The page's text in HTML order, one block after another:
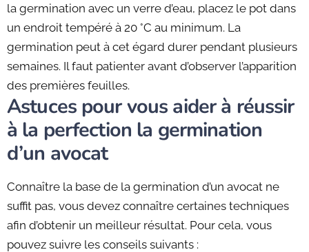
la germination avec un verre d’eau, placez le pot dans
un endroit tempéré à 20 °C au minimum. La
germination peut à cet égard durer pendant plusieurs
semaines. Il faut patienter avant d’observer l’apparition
des premières feuilles.
Astuces pour vous aider à réussir
à la perfection la germination
d’un avocat
Connaître la base de la germination d’un avocat ne
suffit pas, vous devez connaître certaines techniques
afin d’obtenir un meilleur résultat. Pour cela, vous
pouvez suivre les conseils suivants :